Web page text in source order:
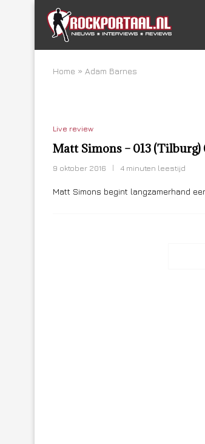
Home » Adam Barnes
Live review
Matt Simons – 013 (Tilburg)
9 oktober 2016 4 minuten leestijd
Matt Simons begint langzamerhand